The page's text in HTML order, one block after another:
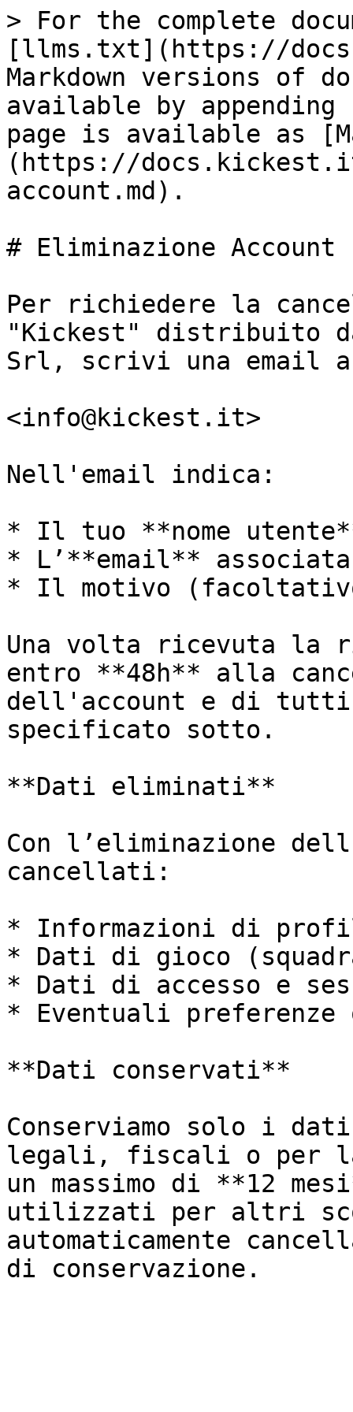
> For the complete
[llms.txt](https://
Markdown versions of
available by
page is available as
(https://
account.md).
# Eliminazione Account
Per richiedere la
"Kickest" distribuito
Srl, scrivi una email
<info@kickest.it>
Nell'email indica:
* Il tuo **nome
* L’**email**
* Il motivo
Una volta ricevuta la
entro **48h** alla
dell'account e di tutti
specificato sotto.
**Dati eliminati**
Con l’eliminazione
cancellati:
* Informazioni di
* Dati di gioco
* Dati di accesso e
* Eventuali preferenze
**Dati conservati**
Conserviamo solo i
legali, fiscali o per
un massimo di **12
utilizzati per altri
automaticamente